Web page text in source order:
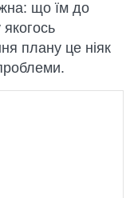
що їм до
плану це ніяк